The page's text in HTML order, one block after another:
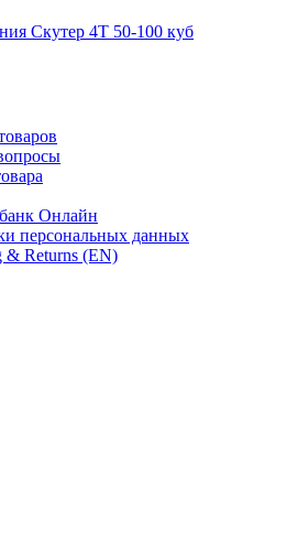
Скутер 4Т 50-100 куб
Онлайн
персональных данных
& Returns (EN)